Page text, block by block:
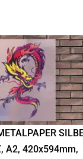
A2, 420x594mm,